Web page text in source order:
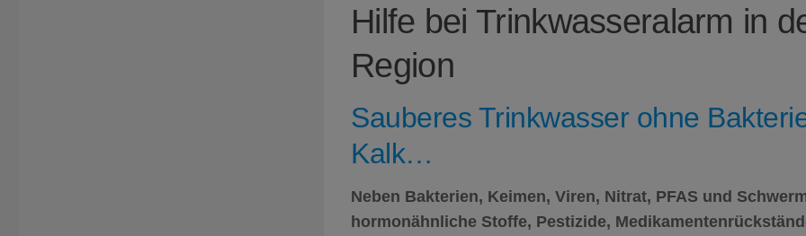
Hilfe bei Trinkwasseralarm in
Region
Sauberes Trinkwasser ohne
Kalk…
Neben Bakterien, Keimen, Viren, Nitrat, PFAS und
hormonähnliche Stoffe, Pestizide,